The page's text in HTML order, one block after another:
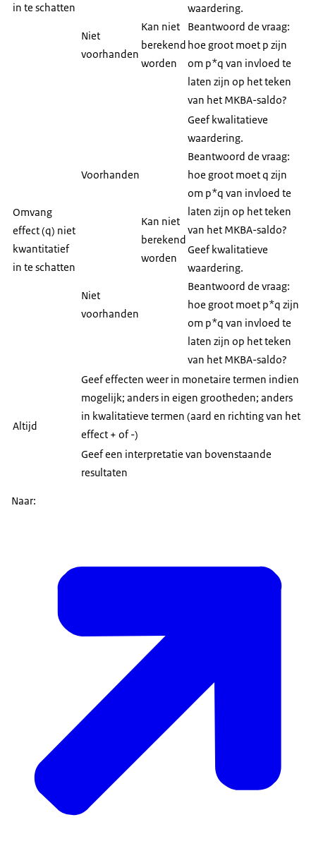
in te schatten
Niet
voorhanden
Kan niet
berekend
worden
waardering.
Beantwoord de vraag:
hoe groot moet p zijn
om p*q van invloed te
laten zijn op het teken
van het MKBA-saldo?
Omvang
effect (q) niet
kwantitatief
in te schatten
Voorhanden
Kan niet
berekend
worden
Geef kwalitatieve
waardering.
Beantwoord de vraag:
hoe groot moet q zijn
om p*q van invloed te
laten zijn op het teken
van het MKBA-saldo?
Niet
voorhanden
Geef kwalitatieve
waardering.
Beantwoord de vraag:
hoe groot moet p*q zijn
om p*q van invloed te
laten zijn op het teken
van het MKBA-saldo?
Altijd
Geef effecten weer in monetaire termen indien
mogelijk; anders in eigen grootheden; anders
in kwalitatieve termen (aard en richting van het
effect + of -)
Geef een interpretatie van bovenstaande
resultaten
Naar: